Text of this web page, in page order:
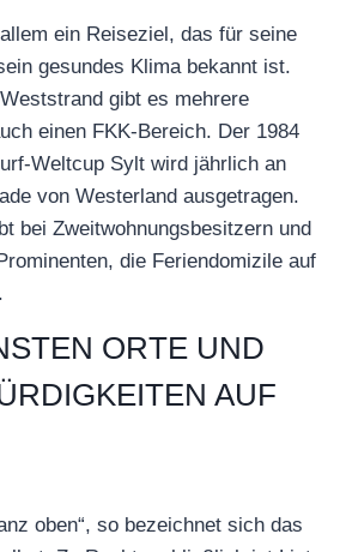
ein Reiseziel, das für seine
gesundes Klima bekannt ist.
gibt es mehrere
einen FKK-Bereich. Der 1984
Weltcup Sylt wird jährlich an
von Westerland ausgetragen.
bei Zweitwohnungsbesitzern und
die Feriendomizile auf
ORTE UND
AUF
oben“, so bezeichnet sich das